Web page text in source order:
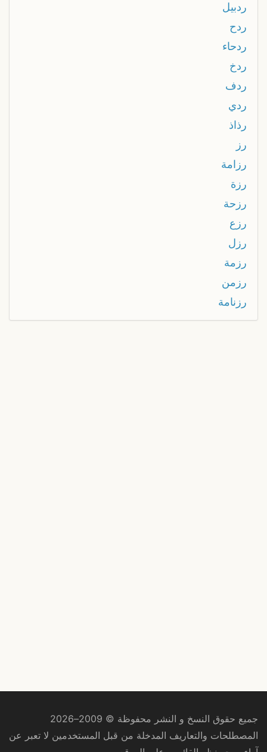
ردبيل
ردح
ردحاء
ردخ
ردف
ردي
رذاذ
رز
رزامة
رزة
رزحة
رزع
رزل
رزمة
رزمن
رزنامة
جميع حقوق النسخ و النشر محفوظة © 2009–2026
المصطلحات والتعاريف المدخلة من قبل المستخدمين لا تعبر عن